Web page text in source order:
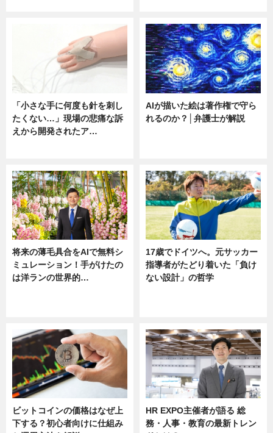
「小さな手に何度も針を刺し
たくない…」現場の悲痛な訴
えから開発されたア…
AIが描いた絵は著作権で守ら
れるのか？│弁護士が解説
将来の薄毛具合をAIで無料シ
ミュレーション！手がけたの
は洋ランの世界的…
17歳でドイツへ。元サッカー
指導者がたどり着いた「負け
ない設計」の哲学
ビットコインの価格はなぜ上
下する？初心者向けに仕組み
HR EXPO主催者が語る 総
務・人事・教育の最新トレン